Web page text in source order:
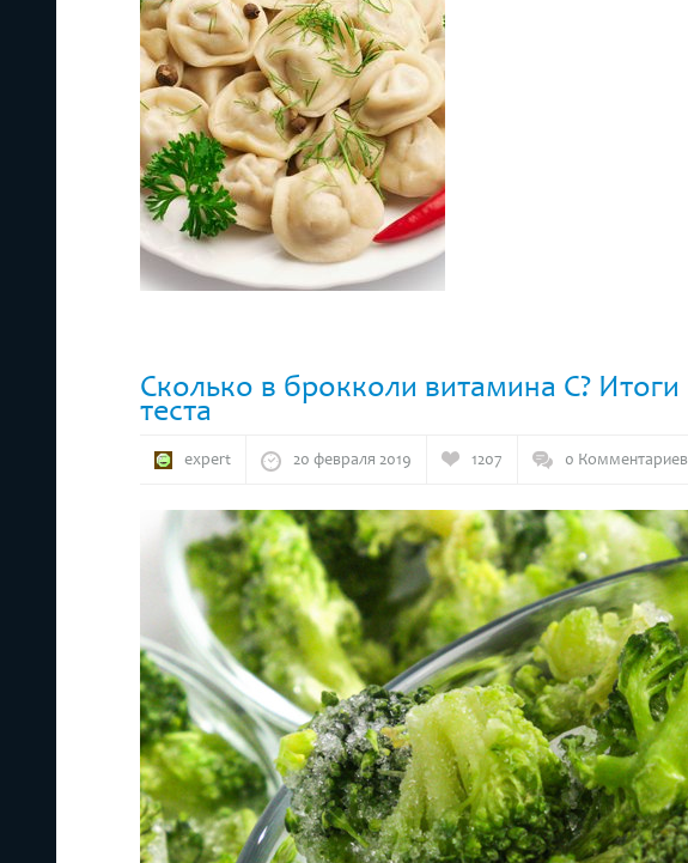
Сколько в брокколи витамина С? Итоги
теста
expert 20 февраля 2019 1207 0 Комментариев